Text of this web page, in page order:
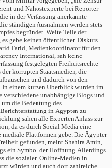
und Nahostexperte bei Reporter
in der Verfassung anerkannte
ständigen Ausnahmen werden stets
begründet. Weite Teile der
gebe keinen öffentlichen Diskurs
Farid, Medienkoordinator für den
International, sah keine
festgelegten Freiheitsrechte
korrupten Staatsmedien, die
und dadurch von den
einem kurzen Überblick wurden im
verschiedene unabhängige Blogs und
die Bedeutung des
in Ägypten zu
sahen alle Experten Anlass zur
da es durch Social Media eine
Plattformen gebe. Die Ägypter
gefunden, meint Shahira Amin,
ein Symbol der Hoffnung. Allerdings
die sozialen Online-Medien in
würden und auch dort zahlreiche